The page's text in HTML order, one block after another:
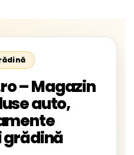
– Magazin
auto,
grădină